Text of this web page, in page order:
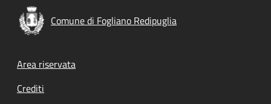
Comune di Fogliano Redipuglia
Footer menu
Area riservata
Crediti